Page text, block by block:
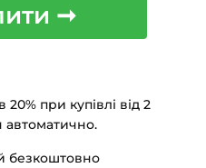
➞
при купівлі від 2
автоматично.
безкоштовно